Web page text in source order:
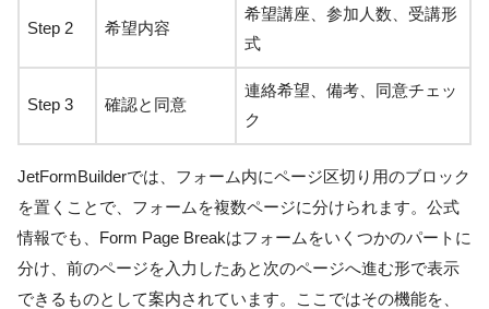
Step 2 希望内容
希望講座、参加人数、受講形
式
Step 3 確認と同意
連絡希望、備考、同意チェッ
ク
JetFormBuilderでは、フォーム内にページ区切り用のブロック
を置くことで、フォームを複数ページに分けられます。公式
情報でも、Form Page Breakはフォームをいくつかのパートに
分け、前のページを入力したあと次のページへ進む形で表示
できるものとして案内されています。ここではその機能を、